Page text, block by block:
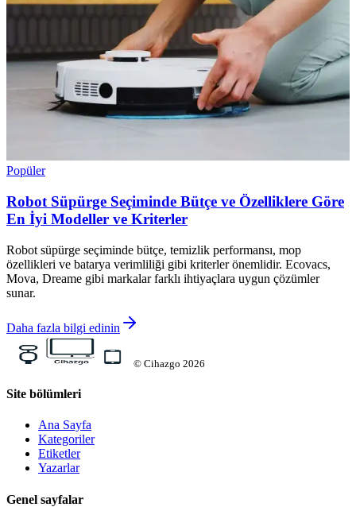
Popüler
Robot Süpürge Seçiminde Bütçe ve Özelliklere Göre
En İyi Modeller ve Kriterler
Robot süpürge seçiminde bütçe, temizlik performansı, mop
özellikleri ve batarya verimliliği gibi kriterler önemlidir. Ecovacs,
Mova, Dreame gibi markalar farklı ihtiyaçlara uygun çözümler
sunar.
Daha fazla bilgi edinin
© Cihazgo 2026
Site bölümleri
Ana Sayfa
Kategoriler
Etiketler
Yazarlar
Genel sayfalar